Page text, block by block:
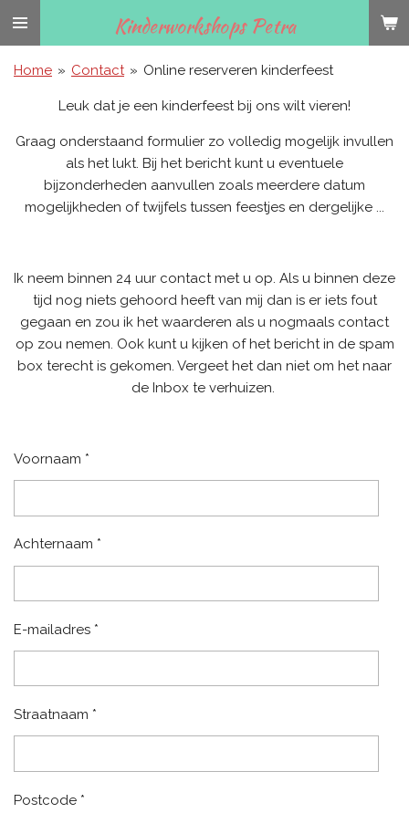
Ga
naar
hoofdinhoud
Kinderworkshops Petra
Home » Contact » Online reserveren kinderfeest
Leuk dat je een kinderfeest bij ons wilt vieren!
Graag onderstaand formulier zo volledig mogelijk invullen
als het lukt. Bij het bericht kunt u eventuele
bijzonderheden aanvullen zoals meerdere datum
mogelijkheden of twijfels tussen feestjes en dergelijke ...
Ik neem binnen 24 uur contact met u op. Als u binnen deze
tijd nog niets gehoord heeft van mij dan is er iets fout
gegaan en zou ik het waarderen als u nogmaals contact
op zou nemen. Ook kunt u kijken of het bericht in de spam
box terecht is gekomen. Vergeet het dan niet om het naar
de Inbox te verhuizen.
Voornaam *
Achternaam *
E-mailadres *
Straatnaam *
Postcode *